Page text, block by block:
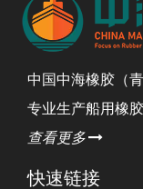
中国中海橡胶（
专业生产船用橡
查看更多
快速链接